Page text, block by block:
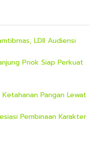
LDII Audiensi
Priok Siap Perkuat
Pangan Lewat
Pembinaan Karakter